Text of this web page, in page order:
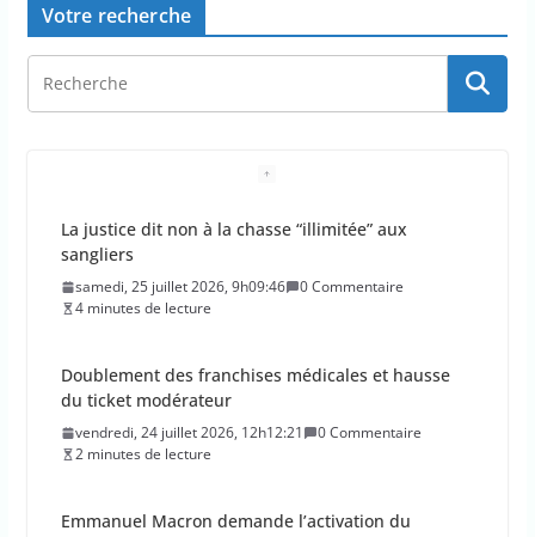
Votre recherche
Doublement des franchises médicales et hausse
du ticket modérateur
vendredi, 24 juillet 2026, 12h12:21
0 Commentaire
2 minutes de lecture
Emmanuel Macron demande l’activation du
mécanisme de protection civile de l’UE, face aux
incendies
vendredi, 24 juillet 2026, 11h11:08